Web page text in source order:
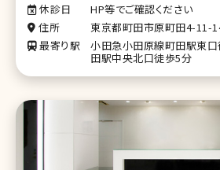
休診日
HP等でご確認ください
住所
東京都町田市原町田4-11-
最寄り駅
小田急小田原線町田駅東口
田駅中央北口徒歩5分